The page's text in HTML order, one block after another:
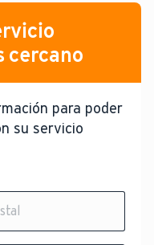
cercano
para poder
su servicio